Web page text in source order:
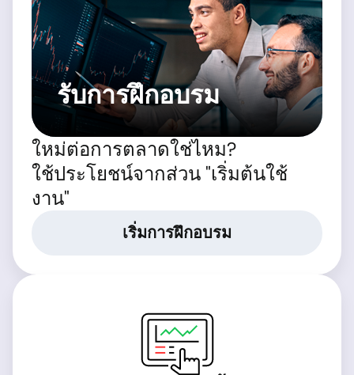
รับการฝึกอบรม
ใหม่ต่อการตลาดใช่ไหม?
ใช้ประโยชน์จากส่วน "เริ่มต้นใช้
งาน"
เริ่มการฝึกอบรม